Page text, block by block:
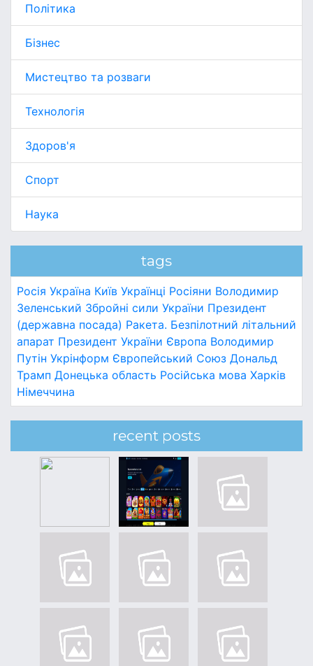
Політика
Бізнес
Мистецтво та розваги
Технологія
Здоров'я
Спорт
Наука
tags
Росія Україна Київ Українці Росіяни Володимир
Зеленський Збройні сили України Президент
(державна посада) Ракета. Безпілотний літальний
апарат Президент України Європа Володимир
Путін Укрінформ Європейський Союз Дональд
Трамп Донецька область Російська мова Харків
Німеччина
recent posts